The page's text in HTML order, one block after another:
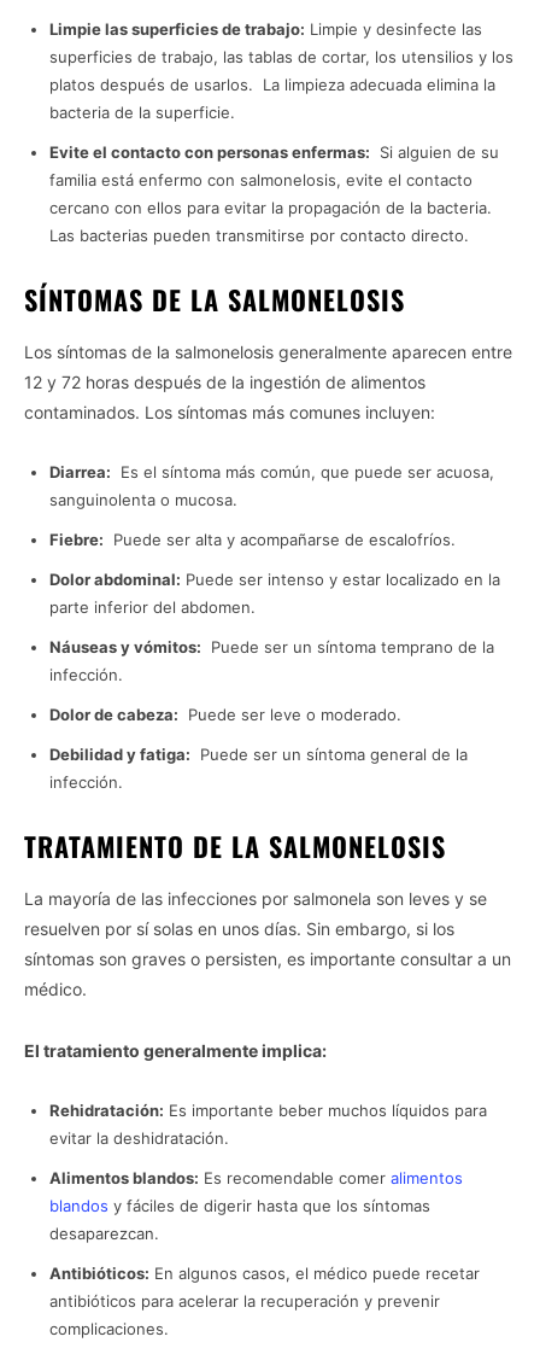
Limpie las superficies de trabajo: Limpie y desinfecte las
superficies de trabajo, las tablas de cortar, los utensilios y los
platos después de usarlos. La limpieza adecuada elimina la
bacteria de la superficie.
Evite el contacto con personas enfermas: Si alguien de su
familia está enfermo con salmonelosis, evite el contacto
cercano con ellos para evitar la propagación de la bacteria.
Las bacterias pueden transmitirse por contacto directo.
SÍNTOMAS DE LA SALMONELOSIS
Los síntomas de la salmonelosis generalmente aparecen entre
12 y 72 horas después de la ingestión de alimentos
contaminados. Los síntomas más comunes incluyen:
Diarrea: Es el síntoma más común, que puede ser acuosa,
sanguinolenta o mucosa.
Fiebre: Puede ser alta y acompañarse de escalofríos.
Dolor abdominal: Puede ser intenso y estar localizado en la
parte inferior del abdomen.
Náuseas y vómitos: Puede ser un síntoma temprano de la
infección.
Dolor de cabeza: Puede ser leve o moderado.
Debilidad y fatiga: Puede ser un síntoma general de la
infección.
TRATAMIENTO DE LA SALMONELOSIS
La mayoría de las infecciones por salmonela son leves y se
resuelven por sí solas en unos días. Sin embargo, si los
síntomas son graves o persisten, es importante consultar a un
médico.
El tratamiento generalmente implica:
Rehidratación: Es importante beber muchos líquidos para
evitar la deshidratación.
Alimentos blandos: Es recomendable comer alimentos
blandos y fáciles de digerir hasta que los síntomas
desaparezcan.
Antibióticos: En algunos casos, el médico puede recetar
antibióticos para acelerar la recuperación y prevenir
complicaciones.